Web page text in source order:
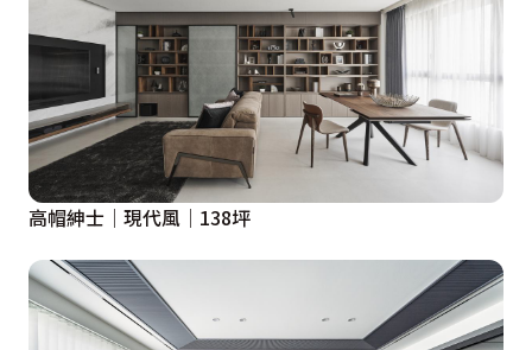
高帽紳士│現代風│138坪